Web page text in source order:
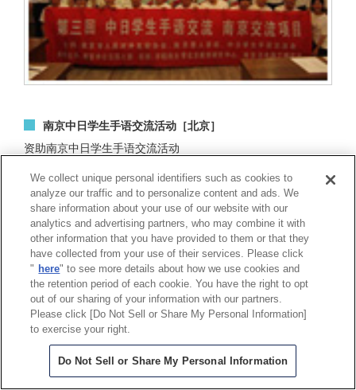
南京中日学生手语交流活动［北京］
资助南京中日学生手语交流活动
东日本大地震捐款［中国整体］
为东日本大地震的救灾捐款
We collect unique personal identifiers such as cookies to
analyze our traffic and to personalize content and ads. We
share information about your use of our website with our
analytics and advertising partners, who may combine it with
other information that you have provided to them or that they
have collected from your use of their services. Please click
" here" to see more details about how we use cookies and
the retention period of each cookie. You have the right to opt
out of our sharing of your information with our partners.
Please click [Do Not Sell or Share My Personal Information]
to exercise your right.
Do Not Sell or Share My Personal Information